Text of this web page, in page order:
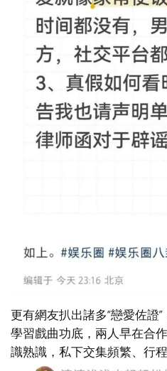
更有網友扒出諸多“戀愛佐證
學習戲曲功底，兩人早在合
識熟識，私下交集頻繁、行